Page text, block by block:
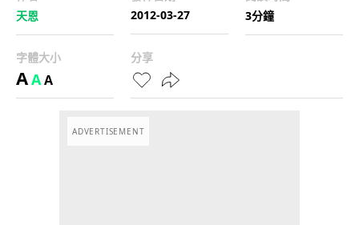
天恩
2012-03-27
3分鐘
字體大小
AAA
分享
ADVERTISEMENT